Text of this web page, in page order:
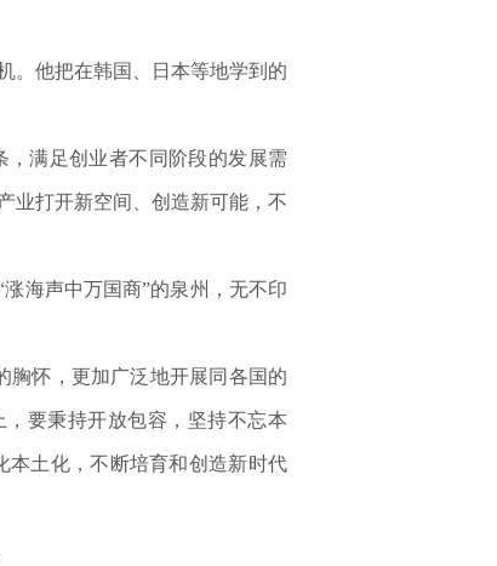
他把在韩国、日本等地学到的
满足创业者不同阶段的发展需
业打开新空间、创造新可能，不
海声中万国商”的泉州，无不印
怀，更加广泛地开展同各国的
要秉持开放包容，坚持不忘本
本土化，不断培育和创造新时代